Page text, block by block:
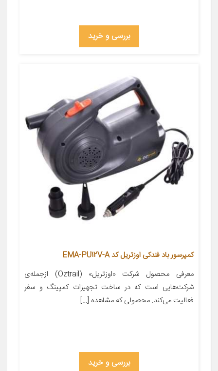
بررسی و خرید
کمپرسور باد فندکی اوزتریل کد EMA-PU12V-A
معرفی محصول شرکت «اوزتریل» (Oztrail) ازجمله‌ی
شرکت‌هایی است که در ساخت تجهیزات کمپینگ و سفر
فعالیت می‌کند. محصولی که مشاهده […]
بررسی و خرید